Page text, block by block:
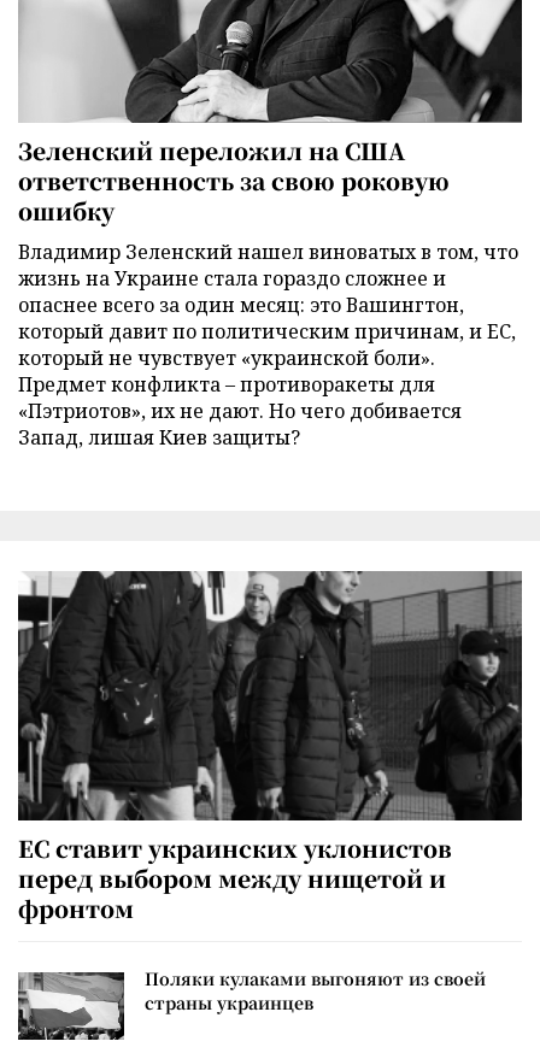
Зеленский переложил на США
ответственность за свою роковую
ошибку
Владимир Зеленский нашел виноватых в том, что
жизнь на Украине стала гораздо сложнее и
опаснее всего за один месяц: это Вашингтон,
который давит по политическим причинам, и ЕС,
который не чувствует «украинской боли».
Предмет конфликта – противоракеты для
«Пэтриотов», их не дают. Но чего добивается
Запад, лишая Киев защиты?
ЕС ставит украинских уклонистов
перед выбором между нищетой и
фронтом
Поляки кулаками выгоняют из своей
страны украинцев